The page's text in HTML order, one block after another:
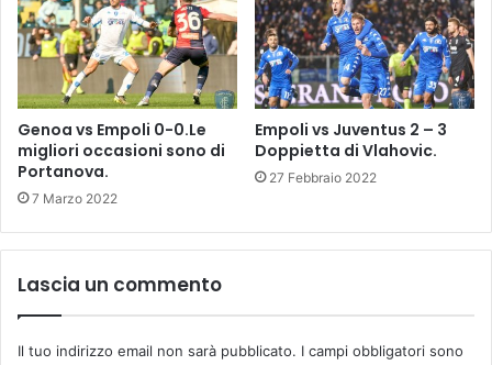
i
d
e
l
’
A
u
s
s
n
o
p
o
a
r
a
Genoa vs Empoli 0-0.Le
migliori occasioni sono di
Portanova.
7 Marzo 2022
Empoli vs Juventus 2 – 3
Doppietta di Vlahovic.
27 Febbraio 2022
Lascia un commento
Il tuo indirizzo email non sarà pubblicato. I campi obbligatori sono